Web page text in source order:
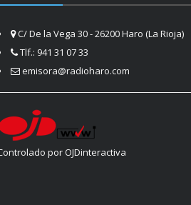
C/ De la Vega 30 - 26200 Haro (La Rioja)
Tlf.: 941 31 07 33
emisora@radioharo.com
por OJDinteractiva